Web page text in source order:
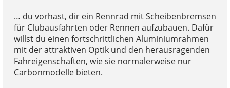
… du vorhast, dir ein Rennrad mit Scheibenbremsen
für Clubausfahrten oder Rennen aufzubauen. Dafür
willst du einen fortschrittlichen Aluminiumrahmen
mit der attraktiven Optik und den herausragenden
Fahreigenschaften, wie sie normalerweise nur
Carbonmodelle bieten.